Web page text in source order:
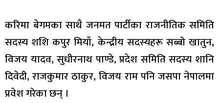
करिमा बेगमका साथै जनमत पार्टीका राजनीतिक समिति
सदस्य शशि कपुर मियाँ, केन्द्रीय सदस्यहरू सब्बो खातुन,
विजय यादव, सुधीरनाथ पाण्डे, प्रदेश समिति सदस्य शानि
दिवेदी, राजकुमार ठाकुर, विजय राम पनि जसपा नेपालमा
प्रवेश गरेका छन् ।